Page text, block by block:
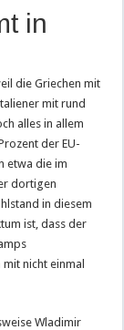
in
die Griechen mit
mit rund
alles in allem
der EU-
etwa die im
dortigen
in diesem
ist, dass der
nicht einmal
Wladimir